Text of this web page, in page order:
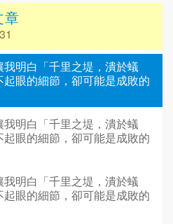
章
明白「千里之堤，潰於蟻
眼的細節，卻可能是成敗的
明白「千里之堤，潰於蟻
眼的細節，卻可能是成敗的
明白「千里之堤，潰於蟻
眼的細節，卻可能是成敗的